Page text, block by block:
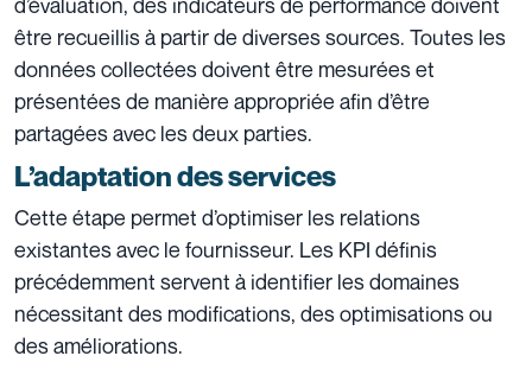
être recueillis à partir de diverses sources. Toutes les
données collectées doivent être mesurées et
présentées de manière appropriée afin d’être
partagées avec les deux parties.
L’adaptation des services
Cette étape permet d’optimiser les relations
existantes avec le fournisseur. Les KPI définis
précédemment servent à identifier les domaines
nécessitant des modifications, des optimisations ou
des améliorations.